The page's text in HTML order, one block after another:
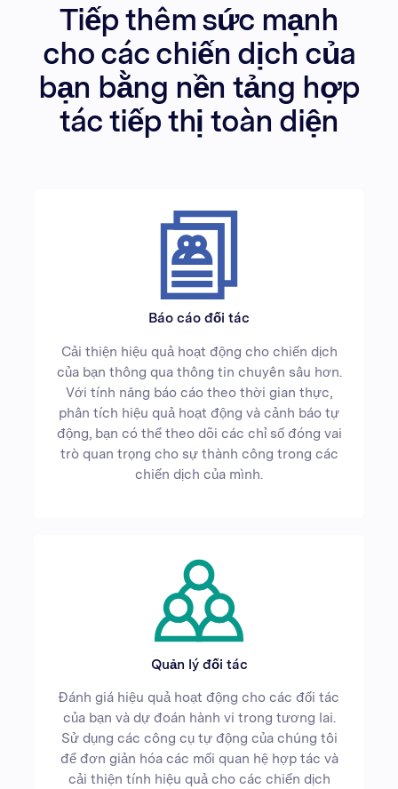
Tiếp thêm sức mạnh
cho các chiến dịch của
bạn bằng nền tảng hợp
tác tiếp thị toàn diện
Báo cáo đối tác
Cải thiện hiệu quả hoạt động cho chiến dịch
của bạn thông qua thông tin chuyên sâu hơn.
Với tính năng báo cáo theo thời gian thực,
phân tích hiệu quả hoạt động và cảnh báo tự
động, bạn có thể theo dõi các chỉ số đóng vai
trò quan trọng cho sự thành công trong các
chiến dịch của mình.
Quản lý đối tác
Đánh giá hiệu quả hoạt động cho các đối tác
của bạn và dự đoán hành vi trong tương lai.
Sử dụng các công cụ tự động của chúng tôi
để đơn giản hóa các mối quan hệ hợp tác và
cải thiện tính hiệu quả cho các chiến dịch